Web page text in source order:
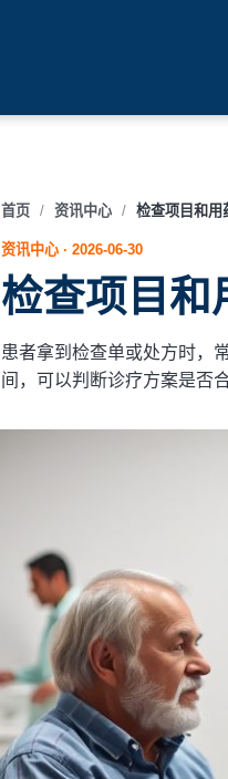
首页 资讯中心 检查项目和用
资讯中心 · 2026-06-30
检查项目和
患者拿到检查单或处方时，
间，可以判断诊疗方案是否合